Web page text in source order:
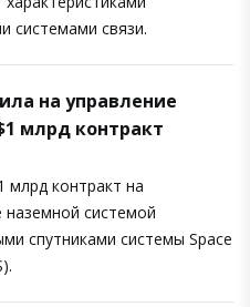
системами связи.
на управление
млрд контракт
млрд контракт на
наземной системой
спутниками системы Space